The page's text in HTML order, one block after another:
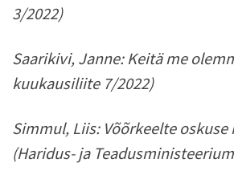
3/2022)
Saarikivi, Janne: Keitä me
kuukausiliite 7/2022)
Simmul, Liis: Võõrkeelte
(Haridus- ja